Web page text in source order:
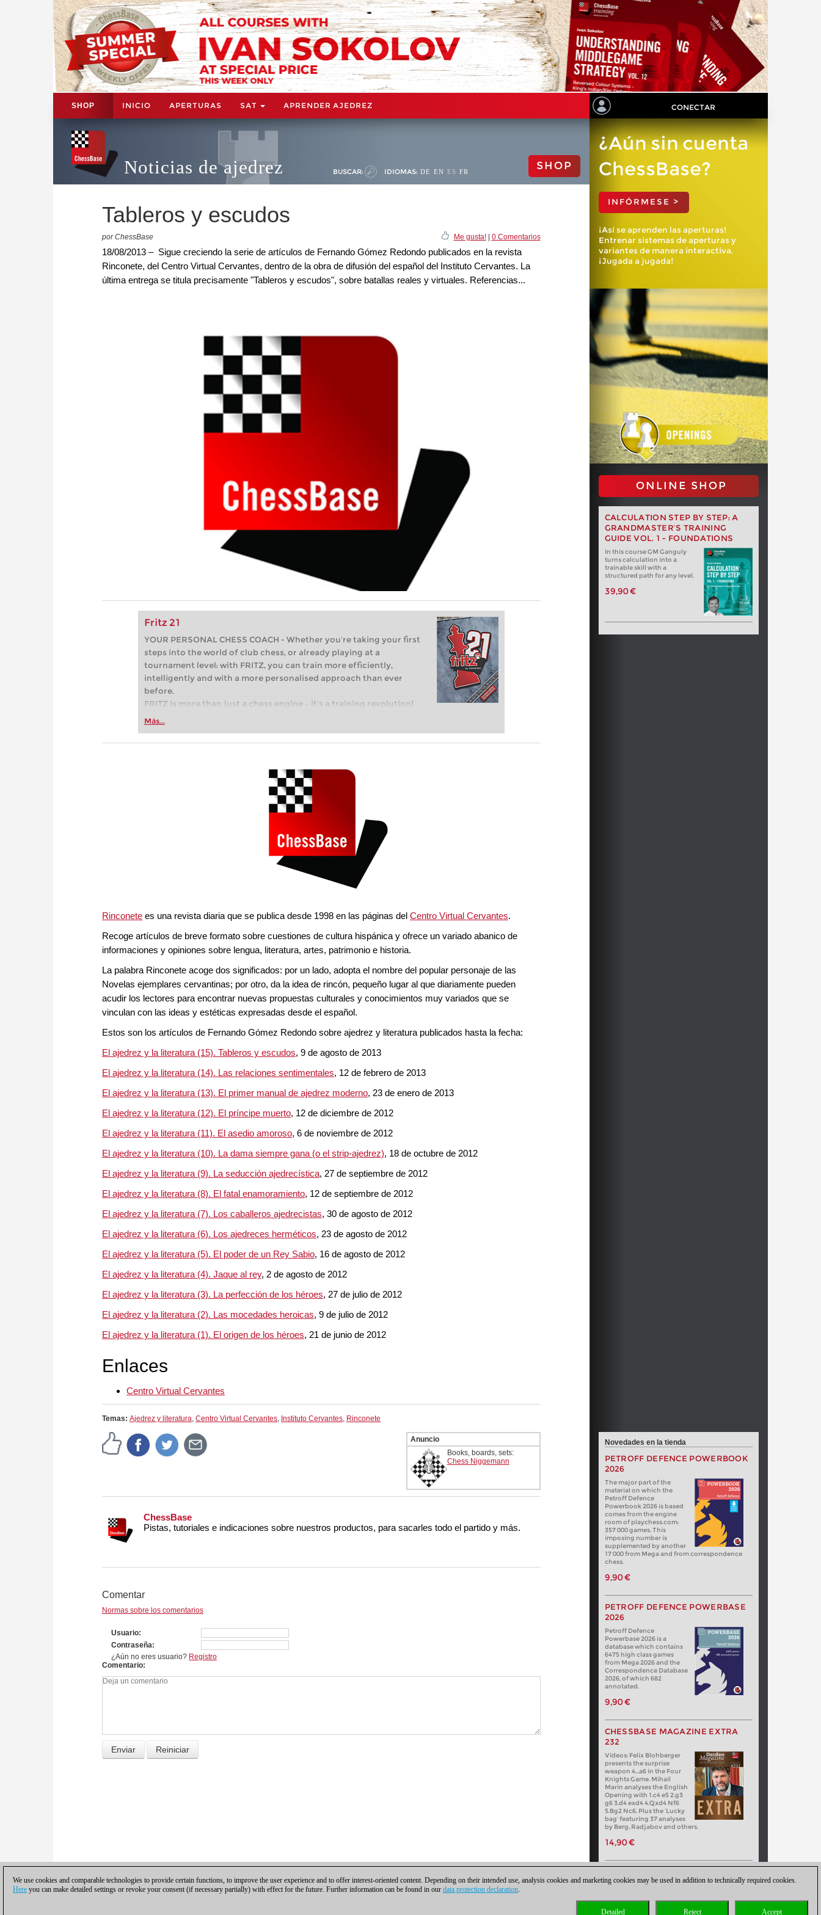
SHOP INICIO APERTURAS SAT APRENDER AJEDREZ CONECTAR
Noticias de ajedrez BUSCAR: IDIOMAS: DE EN ES FR SHOP
Tableros y escudos
por ChessBase Me gusta!| 0 Comentarios
18/08/2013 – Sigue creciendo la serie de artículos de Fernando Gómez Redondo publicados en la revista
Rinconete, del Centro Virtual Cervantes, dentro de la obra de difusión del español del Instituto Cervantes. La
última entrega se titula precisamente "Tableros y escudos", sobre batallas reales y virtuales. Referencias...
Fritz 21
YOUR PERSONAL CHESS COACH - Whether you’re taking your first
steps into the world of club chess, or already playing at a
tournament level: with FRITZ, you can train more efficiently,
intelligently and with a more personalised approach than ever
before.
FRITZ is more than just a chess engine – it’s a training revolution!
Whether you’re taking your first steps into the world of club chess,
more efficiently, intelligently and with a more personalised
Más...
¿Aún sin cuenta
ChessBase?
INFÓRMESE >
¡Así se aprenden las aperturas!
Entrenar sistemas de aperturas y
variantes de manera interactiva.
¡Jugada a jugada!
ONLINE SHOP
CALCULATION STEP BY STEP: A
GRANDMASTER’S TRAINING
GUIDE VOL. 1 - FOUNDATIONS
In this course GM Ganguly
turns calculation into a
trainable skill with a
structured path for any level.
39,90 €
Rinconete es una revista diaria que se publica desde 1998 en las páginas del Centro Virtual Cervantes.
Recoge artículos de breve formato sobre cuestiones de cultura hispánica y ofrece un variado abanico de
informaciones y opiniones sobre lengua, literatura, artes, patrimonio e historia.
La palabra Rinconete acoge dos significados: por un lado, adopta el nombre del popular personaje de las
Novelas ejemplares cervantinas; por otro, da la idea de rincón, pequeño lugar al que diariamente pueden
acudir los lectores para encontrar nuevas propuestas culturales y conocimientos muy variados que se
vinculan con las ideas y estéticas expresadas desde el español.
Estos son los artículos de Fernando Gómez Redondo sobre ajedrez y literatura publicados hasta la fecha:
El ajedrez y la literatura (15). Tableros y escudos, 9 de agosto de 2013
El ajedrez y la literatura (14). Las relaciones sentimentales, 12 de febrero de 2013
El ajedrez y la literatura (13). El primer manual de ajedrez moderno, 23 de enero de 2013
El ajedrez y la literatura (12). El príncipe muerto, 12 de diciembre de 2012
El ajedrez y la literatura (11). El asedio amoroso, 6 de noviembre de 2012
El ajedrez y la literatura (10). La dama siempre gana (o el strip-ajedrez), 18 de octubre de 2012
El ajedrez y la literatura (9). La seducción ajedrecística, 27 de septiembre de 2012
El ajedrez y la literatura (8). El fatal enamoramiento, 12 de septiembre de 2012
El ajedrez y la literatura (7). Los caballeros ajedrecistas, 30 de agosto de 2012
El ajedrez y la literatura (6). Los ajedreces herméticos, 23 de agosto de 2012
El ajedrez y la literatura (5). El poder de un Rey Sabio, 16 de agosto de 2012
El ajedrez y la literatura (4). Jaque al rey, 2 de agosto de 2012
El ajedrez y la literatura (3). La perfección de los héroes, 27 de julio de 2012
El ajedrez y la literatura (2). Las mocedades heroicas, 9 de julio de 2012
El ajedrez y la literatura (1). El origen de los héroes, 21 de junio de 2012
Enlaces
Centro Virtual Cervantes
Temas: Ajedrez y literatura, Centro Virtual Cervantes, Instituto Cervantes, Rinconete
Anuncio
Books, boards, sets:
Chess Niggemann
ChessBase
Pistas, tutoriales e indicaciones sobre nuestros productos, para sacarles todo el partido y más.
Comentar
Normas sobre los comentarios
Usuario
Contraseña
¿Aún no eres usuario? Registro
Comentario
Novedades en la tienda
PETROFF DEFENCE POWERBOOK
2026
The major part of the
material on which the
Petroff Defence
Powerbook 2026 is based
comes from the engine
room of playchess.com:
357 000 games. This
imposing number is
supplemented by another
17 000 from Mega and from correspondence
chess.
9,90 €
PETROFF DEFENCE POWERBASE
2026
Petroff Defence
Powerbase 2026 is a
database which contains
6475 high class games
from Mega 2026 and the
Correspondence Database
2026, of which 682
annotated.
9,90 €
CHESSBASE MAGAZINE EXTRA
232
Videos: Felix Blohberger
presents the surprise
weapon 4…a6 in the Four
Knights Game. Mihail
Marin analyses the English
Opening with 1.c4 e5 2.g3
g6 3.d4 exd4 4.Qxd4 Nf6
5.Bg2 Nc6. Plus the ‘Lucky
bag’ featuring 37 analyses
by Berg, Radjabov and others.
14,90 €
We use cookies and comparable technologies to provide certain functions, to improve the user experience and to offer interest-oriented content. Depending on their intended use, analysis cookies and marketing cookies may be used in addition to technically required cookies.
Here you can make detailed settings or revoke your consent (if necessary partially) with effect for the future. Further information can be found in our data protection declaration.
Accept
Reject
Detailed